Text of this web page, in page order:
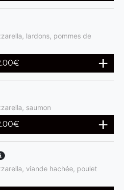
lardons, pommes de
€
saumon
€
viande hachée, poulet